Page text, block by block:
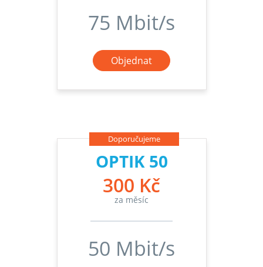
75 Mbit/s
Objednat
Doporučujeme
OPTIK 50
300 Kč
za měsíc
50 Mbit/s